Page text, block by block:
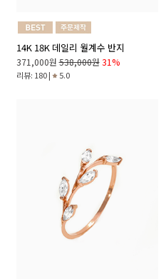
14K 18K 데일리 월계수 반지
371,000원 538,000원 31%
리뷰: 180 | 5.0